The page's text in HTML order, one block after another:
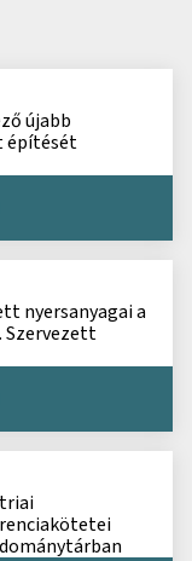
újabb
építését
nyersanyagai a